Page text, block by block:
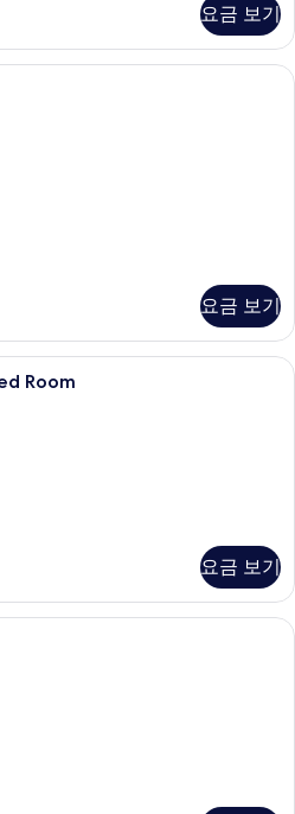
요금 보기
고급 침구, 오리/거위털 이불, 미니바,
요금 보기
고급 침구, 오리/거위털 이불, 미니바,
Room
요금 보기
고급 침구, 오리/거위털 이불, 미니바,